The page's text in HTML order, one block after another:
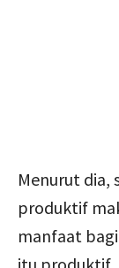
Menurut dia,
produktif
manfaat